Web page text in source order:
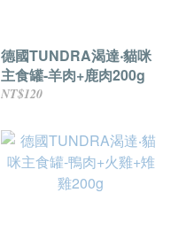
德國TUNDRA渴達‧貓咪
主食罐-羊肉+鹿肉200g
NT$120